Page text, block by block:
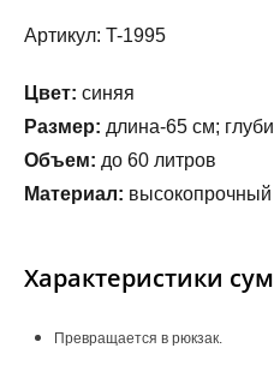
Артикул: T-1995
Цвет: синяя
Размер: длина-65 см;
Объем: до 60 литров
Материал:
Характеристики
Превращается в рюкзак.